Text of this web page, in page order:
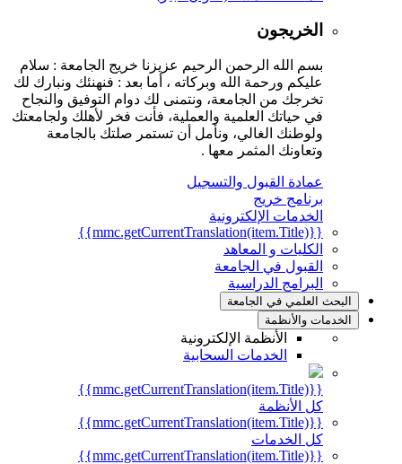
الخريجون
بسم الله الرحمن الرحيم عزيزنا خريج الجامعة : سلام
عليكم ورحمة الله وبركاته ، أما بعد : فنهنئك ونبارك لك
تخرجك من الجامعة، ونتمنى لك دوام التوفيق والنجاح
في حياتك العلمية والعملية، فأنت فخر لأهلك ولجامعتك
ولوطنك الغالي، ونأمل أن تستمر صلتك بالجامعة
وتعاونك المثمر معها .
عمادة القبول والتسجيل
برنامج خريج
الخدمات الإلكترونية
الكليات و المعاهد
القبول في الجامعة
البرامج الدراسية
البحث العلمي في الجامعة
الخدمات والأنظمة
الأنظمة الإلكترونية
الخدمات السحابية
كل الأنظمة
كل الخدمات